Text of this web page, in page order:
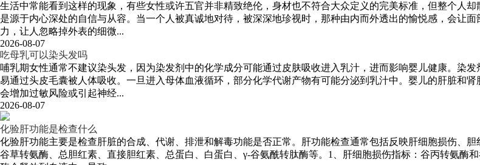
生活中常能看到这样的现象，有些女性或许五官并非精致绝伦，身材也不符合大众定义的完美标准，但整个人
是源于内心深处的自信与从容。当一个人被真诚地对待，被深深地珍视时，那种由内而外透出的愉悦感，会让
力，让人忽略掉外表的细微...
2026-08-07
吃母乳可以染头发吗
哺乳期女性通常不建议染头发，因为染发剂中的化学成分可能通过皮肤吸收进入乳汁，进而影响婴儿健康。染
易通过头皮毛囊被人体吸收。一旦进入母体血液循环，部分化学代谢产物有可能分泌到乳汁中。婴儿的肝脏和
会增加过敏风险或引起神经...
2026-08-07
化验肝功能是检查什么
化验肝功能主要是检查肝脏的合成、代谢、排泄和解毒功能是否正常。肝功能检查通常包括反映肝细胞损伤、
谷草转氨酶、总胆红素、直接胆红素、总蛋白、白蛋白、γ-谷氨酰转肽酶等。1、肝细胞损伤指标：谷丙转氨酶